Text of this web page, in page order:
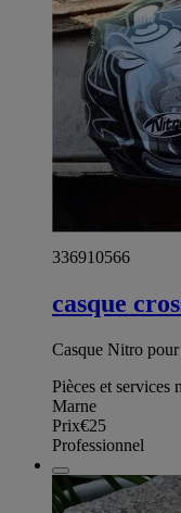
336910566
casque
Casque Nitro
Pièces et services
Marne
Prix€25
Professionnel